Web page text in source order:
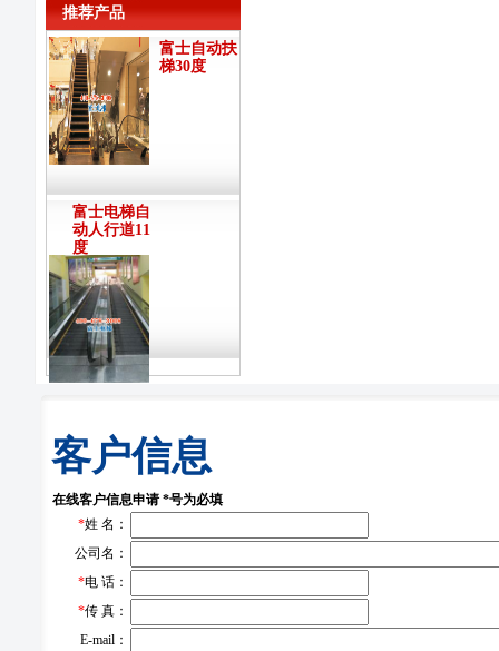
推荐产品
富士自动扶
梯30度
富士电梯自
动人行道11
度
客户信息
在线客户信息申请 *号为必填
*姓 名：
公司名：
*电 话：
*传 真：
E-mail：